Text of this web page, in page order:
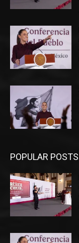
POPULAR POSTS